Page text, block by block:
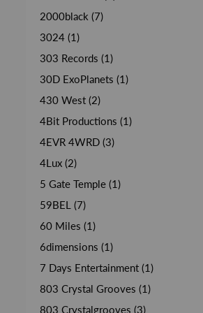
2000black (7)
3024 (1)
303 Records (1)
30D ExoPlanets (1)
430 West (2)
4Bit Productions (1)
4EVR 4WRD (3)
4Lux (2)
5 Gate Temple (1)
59BEL (7)
60 Miles (1)
6dimensions (1)
7 Days Entertainment (1)
803 Crystal Grooves (1)
803 Crystalgrooves (3)